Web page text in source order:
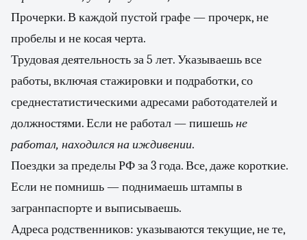
Прочерки. В каждой пустой графе — прочерк, не
пробелы и не косая черта.
Трудовая деятельность за 5 лет. Указываешь все
работы, включая стажировки и подработки, со
среднестатистическими адресами работодателей и
должностями. Если не работал — пишешьне
работал, находился на иждивении.
Поездки за пределы РФ за 3 года. Все, даже короткие.
Если не помнишь — поднимаешь штампы в
загранпаспорте и выписываешь.
Адреса родственников: указываются текущие, не те,